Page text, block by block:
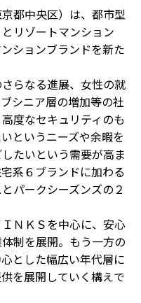
都中央区）は、都市型
リゾートマンション
ションブランドを新た
らなる進展、女性の就
シニア層の増加等の社
度なセキュリティのも
というニーズや余暇を
たいという需要が高ま
系６ブランドに加わる
パークシーズンズの２
ＮＫＳを中心に、安心
制を展開。もう一方の
とした幅広い年代層に
を展開していく構えで